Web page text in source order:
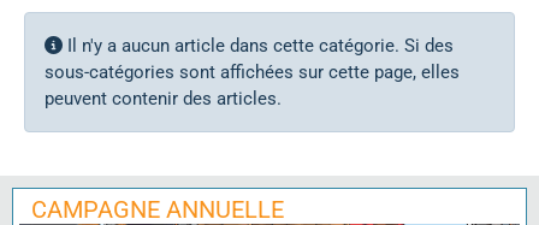
Info
Il n'y a aucun article dans cette catégorie. Si des
sous-catégories sont affichées sur cette page, elles
peuvent contenir des articles.
CAMPAGNE ANNUELLE